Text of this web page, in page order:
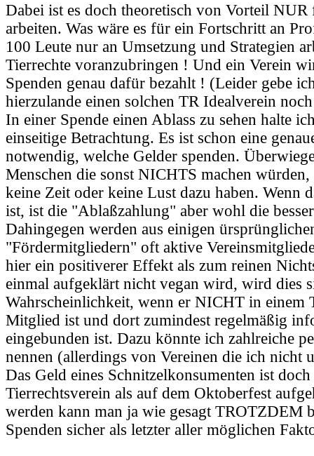
Dabei ist es doch theoretisch von Vorteil NUR
arbeiten. Was wäre es für ein Fortschritt an
100 Leute nur an Umsetzung und Strategien
Tierrechte voranzubringen ! Und ein Verein
Spenden genau dafür bezahlt ! (Leider gebe
hierzulande einen solchen TR Idealverein
In einer Spende einen Ablass zu sehen halte
einseitige Betrachtung. Es ist schon eine
notwendig, welche Gelder spenden.
Menschen die sonst NICHTS machen
keine Zeit oder keine Lust dazu haben. Wenn
ist, ist die "Ablaßzahlung" aber wohl die
Dahingegen werden aus einigen
"Fördermitgliedern" oft aktive
hier ein positiverer Effekt als zum reinen
einmal aufgeklärt nicht vegan wird, wird dies
Wahrscheinlichkeit, wenn er NICHT in einem
Mitglied ist und dort zumindest regelmäßig
eingebunden ist. Dazu könnte ich zahlreiche
nennen (allerdings von Vereinen die ich nicht
Das Geld eines Schnitzelkonsumenten ist
Tierrechtsverein als auf dem Oktoberfest
werden kann man ja wie gesagt TROTZDEM
Spenden sicher als letzter aller möglichen